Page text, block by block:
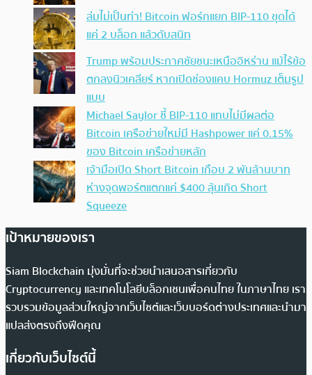
ล่มไม่เป็นท่า! Bitcoin ฟอร์กแยก BIP-110 ขุดได้
แค่ 2 บล็อก แล้วดับสนิท
Trump พร้อมประกาศชัยชนะเหนืออิหร่าน แม้ไร้ข้อ
ตกลงนิวเคลียร์ หากเปิดช่องแคบ Hormuz เต็มรูป
แบบ
Michael Saylor ชี้ BIP-110 แทบไม่มีผลต่อ
Bitcoin เครือข่ายใหม่มี Hashpower แค่ 0.15%
ของ Bitcoin เครือข่ายหลัก
เจ้ามือเปิด Short Bitcoin เกือบ 2 พันล้านบาท
ห่างจุดพอร์ตแตกแค่ $400 ลุ้นเกิด Short
Squeeze
เป้าหมายของเรา
Siam Blockchain มุ่งมั่นที่จะช่วยนำเสนอสารเกี่ยวกับ
Cryptocurrency และเทคโนโลยีบล็อกเชนเพื่อคนไทย ในภาษาไทย เรา
รวบรวมข้อมูลส่วนใหญ่จากเว็บไซต์และเว็บบอร์ดต่างประเทศและนำมา
แปลส่งตรงถึงฟีดคุณ
เกี่ยวกับเว็บไซต์นี้